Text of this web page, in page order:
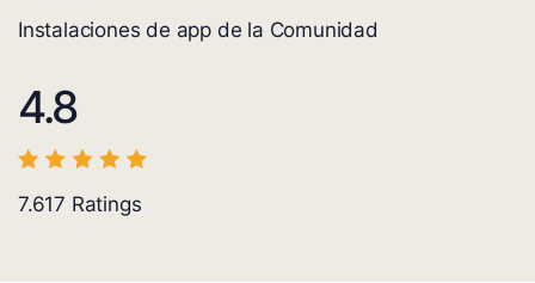
Instalaciones de app de la Comunidad
4.8
7.617 Ratings